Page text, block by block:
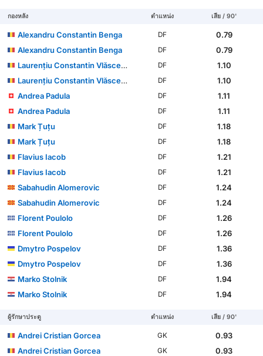
กองหลัง ตำแหน่ง เสีย / 90'
Alexandru Constantin Benga DF
0.79
Alexandru Constantin Benga
DF
0.79
Laurențiu Constantin Vlăsceanu
DF
1.10
Laurențiu Constantin Vlăsceanu
DF
1.10
Andrea Padula
DF
1.11
Andrea Padula
DF
1.11
Mark Țuțu
DF
1.18
Mark Țuțu
DF
1.18
Flavius Iacob
DF
1.21
Flavius Iacob
DF
1.21
Sabahudin Alomeroviс
DF
1.24
Sabahudin Alomeroviс
DF
1.24
Florent Poulolo
DF
1.26
Florent Poulolo
DF
1.26
Dmytro Pospelov
DF
1.36
Dmytro Pospelov
DF
1.36
Marko Stolnik
DF
1.94
Marko Stolnik
DF 1.94
ผู้รักษาประตู ตำแหน่ง เสีย / 90'
Andrei Cristian Gorcea GK
0.93
Andrei Cristian Gorcea
GK
0.93